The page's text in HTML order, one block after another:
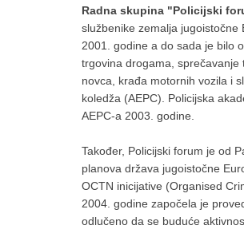
Radna skupina "Policijski
službenike zemalja
2001. godine a do sada je bilo
trgovina drogama, sprečavanje
novca, krađa motornih vozila i
koledža (AEPC). Policijska
AEPC-a 2003. godine.
Također, Policijski forum je od
planova država jugoistočne
OCTN inicijative (Organised
2004. godine započela je
odlučeno da se buduće